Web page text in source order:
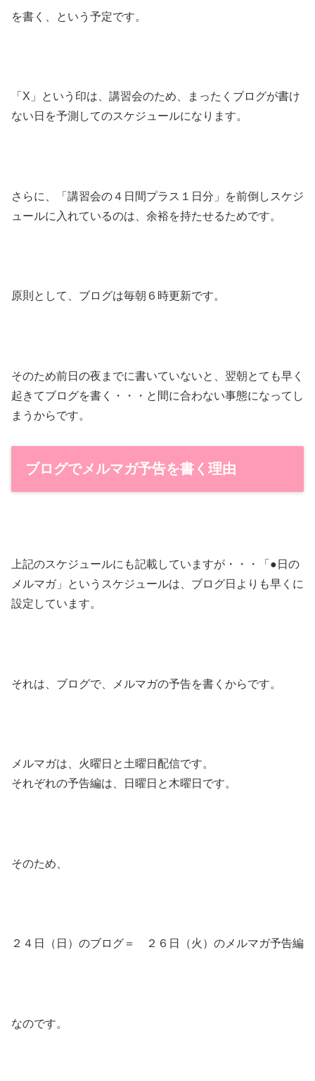
を書く、という予定です。
「X」という印は、講習会のため、まったくブログが書け
ない日を予測してのスケジュールになります。
さらに、「講習会の４日間プラス１日分」を前倒しスケジ
ュールに入れているのは、余裕を持たせるためです。
原則として、ブログは毎朝６時更新です。
そのため前日の夜までに書いていないと、翌朝とても早く
起きてブログを書く・・・と間に合わない事態になってし
まうからです。
ブログでメルマガ予告を書く理由
上記のスケジュールにも記載していますが・・・「●日の
メルマガ」というスケジュールは、ブログ日よりも早くに
設定しています。
それは、ブログで、メルマガの予告を書くからです。
メルマガは、火曜日と土曜日配信です。
それぞれの予告編は、日曜日と木曜日です。
そのため、
２４日（日）のブログ＝ ２６日（火）のメルマガ予告編
なのです。